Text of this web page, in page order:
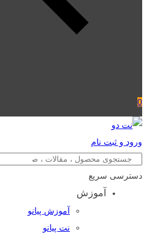
0
ورود و ثبت نام
دسترسی سریع
آموزش
آموزش پیانو
نت پیانو